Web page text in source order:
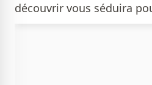
découvrir vous séduira